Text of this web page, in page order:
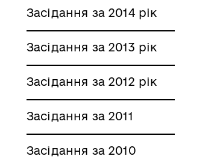
Засідання за 2014 рік
Засідання за 2013 рік
Засідання за 2012 рік
Засідання за 2011
Засідання за 2010